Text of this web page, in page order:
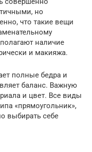
но
что такие вещи
наличие
и макияжа.
полные бедра и
баланс. Важную
и цвет. Все виды
«прямоугольник»,
выбирать себе